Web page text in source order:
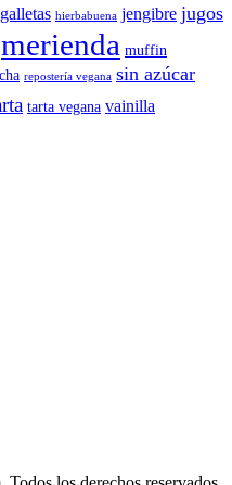
galletas hierbabuena jengibre jugos
merienda muffin
repostería vegana sin azúcar
tarta vegana vainilla